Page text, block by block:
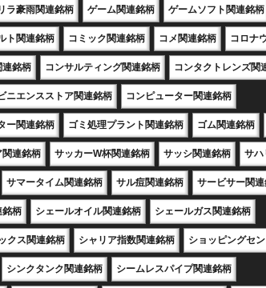
ラ豪雨関連銘柄 ゲーム関連銘柄 ゲームソフト関連銘柄
ト関連銘柄 コミック関連銘柄 コメ関連銘柄 コロナ
連銘柄 コンサルティング関連銘柄 コンタクトレンズ関
ニエンスストア関連銘柄 コンピューター関連銘柄
ー関連銘柄 ゴミ処理プラント関連銘柄 ゴム関連銘柄
関連銘柄 サッカーW杯関連銘柄 サッシ関連銘柄 サハ
サマータイム関連銘柄 サル痘関連銘柄 サービサー関
銘柄 シェールオイル関連銘柄 シェールガス関連銘柄
クス関連銘柄 シャリア指数関連銘柄 ショッピングセ
シンクタンク関連銘柄 シームレスパイプ関連銘柄